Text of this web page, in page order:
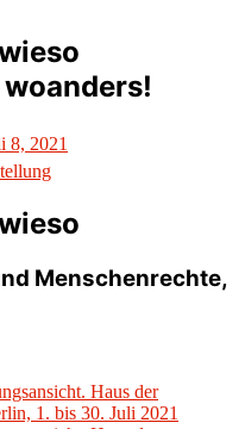
8, 2021
Menschenrechte,